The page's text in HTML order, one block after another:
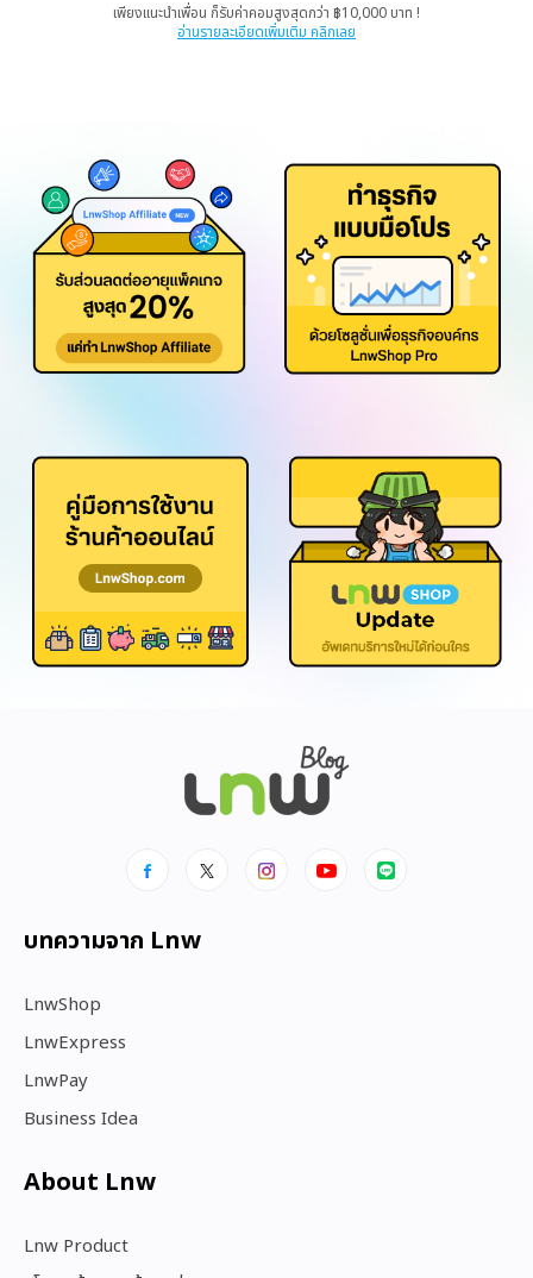
เพียงแนะนำเพื่อน ก็รับค่าคอมสูงสุดกว่า ฿10,000 บาท !
อ่านรายละเอียดเพิ่มเติม คลิกเลย
บทความจาก Lnw
LnwShop
LnwExpress
LnwPay
Business Idea
About Lnw​
Lnw Product